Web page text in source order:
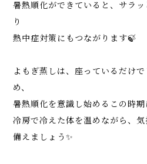
暑熱順化ができていると、サラ
り
熱中症対策にもつながります🍃
よもぎ蒸しは、座っているだけ
め、
暑熱順化を意識し始めるこの時
冷房で冷えた体を温めながら、
備えましょう✨